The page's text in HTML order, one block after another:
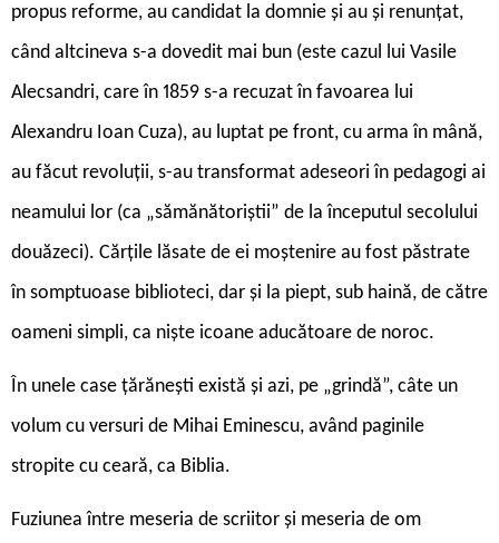
propus reforme, au candidat la domnie și au și renunțat,
când altcineva s-a dovedit mai bun (este cazul lui Vasile
Alecsandri, care în 1859 s-a recuzat în favoarea lui
Alexandru Ioan Cuza), au luptat pe front, cu arma în mână,
au făcut revoluții, s-au transformat adeseori în pedagogi ai
neamului lor (ca „sămănătoriștii” de la începutul secolului
douăzeci). Cărțile lăsate de ei moștenire au fost păstrate
în somptuoase biblioteci, dar și la piept, sub haină, de către
oameni simpli, ca niște icoane aducătoare de noroc.
În unele case țărănești există și azi, pe „grindă”, câte un
volum cu versuri de Mihai Eminescu, având paginile
stropite cu ceară, ca Biblia.
Fuziunea între meseria de scriitor și meseria de om